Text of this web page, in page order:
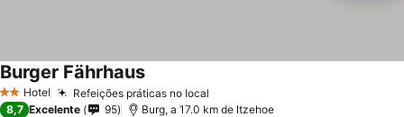
2 Estrelas
Hotel Refeições práticas no local
Burger Fährhaus
8,7 Excelente 95 Burg, a 17.0 km de Itzehoe